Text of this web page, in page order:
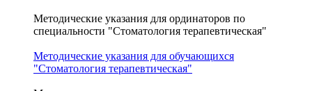
Методические указания для ординаторов по
специальности "Стоматология терапевтическая"
Методические указания для обучающихся
"Cтоматология терапевтическая"